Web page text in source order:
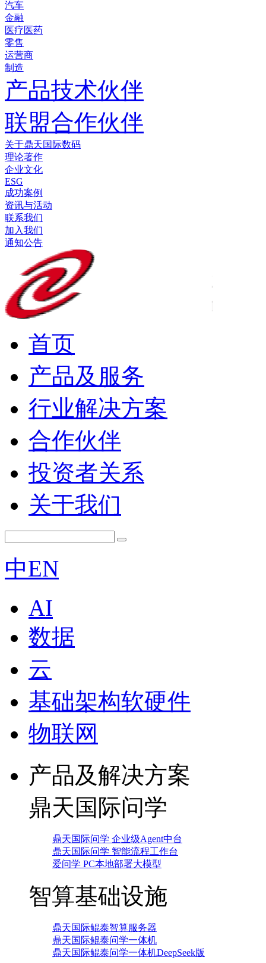
汽车
金融
医疗医药
零售
运营商
制造
产品技术伙伴
联盟合作伙伴
关于鼎天国际数码
理论著作
企业文化
ESG
成功案例
资讯与活动
联系我们
加入我们
通知公告
首页
产品及服务
行业解决方案
合作伙伴
投资者关系
关于我们
中EN
AI
数据
云
基础架构软硬件
物联网
产品及解决方案
鼎天国际问学
鼎天国际问学 企业级Agent中台
鼎天国际问学 智能流程工作台
爱问学 PC本地部署大模型
智算基础设施
鼎天国际鲲泰智算服务器
鼎天国际鲲泰问学一体机
鼎天国际鲲泰问学一体机DeepSeek版